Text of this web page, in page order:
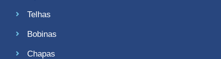
Telhas
Bobinas
Chapas